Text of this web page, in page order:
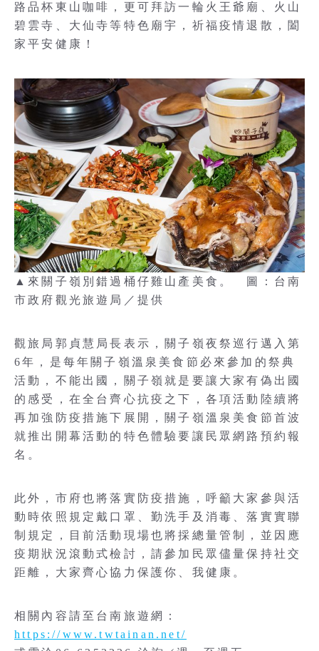
路品杯東山咖啡，更可拜訪一輪火王爺廟、火山
碧雲寺、大仙寺等特色廟宇，祈福疫情退散，闔
家平安健康！
▲來關子嶺別錯過桶仔雞山產美食。 圖：台南
市政府觀光旅遊局／提供
觀旅局郭貞慧局長表示，關子嶺夜祭巡行邁入第
6年，是每年關子嶺溫泉美食節必來參加的祭典
活動，不能出國，關子嶺就是要讓大家有偽出國
的感受，在全台齊心抗疫之下，各項活動陸續將
再加強防疫措施下展開，關子嶺溫泉美食節首波
就推出開幕活動的特色體驗要讓民眾網路預約報
名。
此外，市府也將落實防疫措施，呼籲大家參與活
動時依照規定戴口罩、勤洗手及消毒、落實實聯
制規定，目前活動現場也將採總量管制，並因應
疫期狀況滾動式檢討，請參加民眾儘量保持社交
距離，大家齊心協力保護你、我健康。
相關內容請至台南旅遊網：
https://www.twtainan.net/